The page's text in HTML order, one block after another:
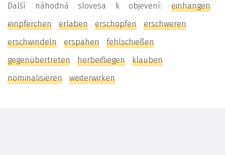
Další náhodná slovesa k objevení: einhängen
einpferchen
erlaben erschöpfen
erschweren
erschwindeln
erspähen
fehlschießen
gegenübertreten
herbeifliegen
klauben
nominalisieren
weiterwirken